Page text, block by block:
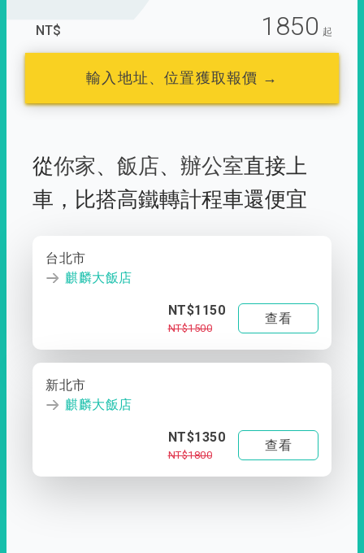
NT$ 1850 起
輸入地址、位置獲取報價 →
從你家、 飯店、 辦公室直接上
車， 比搭高鐵轉計程車還便宜
台北市
麒麟大飯店
NT$1150
NT$1500
查看
新北市
麒麟大飯店
NT$1350
NT$1800
查看